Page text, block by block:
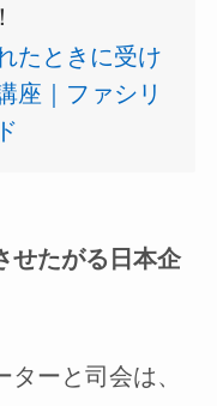
たときに受け
座｜ファシリ
せたがる日本企
ーと司会は、